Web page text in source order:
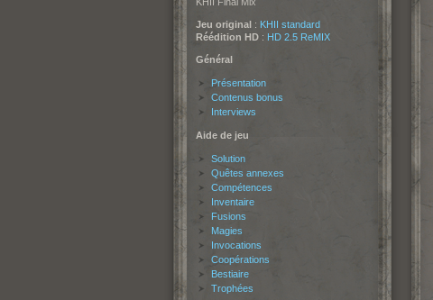
Jeu original: KHII standard
Réédition HD: HD 2.5 ReMIX
Général
Présentation
Contenus bonus
Interviews
Aide de jeu
Solution
Quêtes annexes
Compétences
Inventaire
Fusions
Magies
Invocations
Coopérations
Bestiaire
Trophées